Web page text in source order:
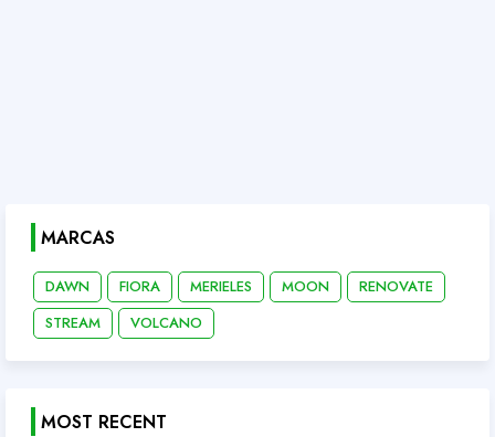
MARCAS
DAWN FIORA MERIELES MOON
RENOVATE
STREAM
VOLCANO
MOST RECENT